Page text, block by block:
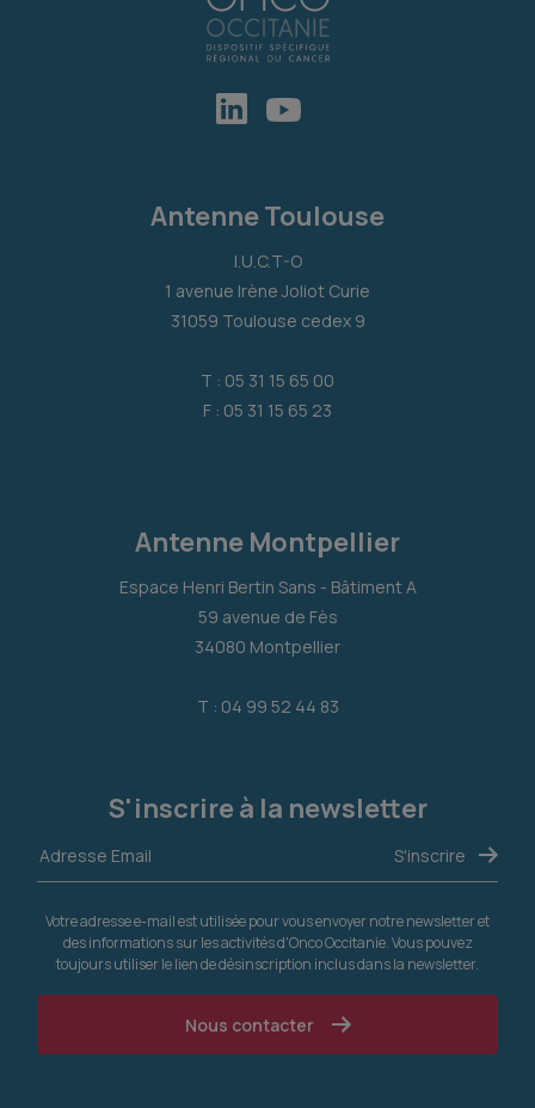
Antenne Toulouse
I.U.C.T-O
1 avenue Irène Joliot Curie
31059 Toulouse cedex 9
T : 05 31 15 65 00
F : 05 31 15 65 23
Antenne Montpellier
Espace Henri Bertin Sans - Bâtiment A
59 avenue de Fès
34080 Montpellier
T : 04 99 52 44 83
S'inscrire à la newsletter
Votre adresse e-mail est utilisée pour vous envoyer notre newsletter et
des informations sur les activités d'Onco Occitanie. Vous pouvez
toujours utiliser le lien de désinscription inclus dans la newsletter.
Nous contacter